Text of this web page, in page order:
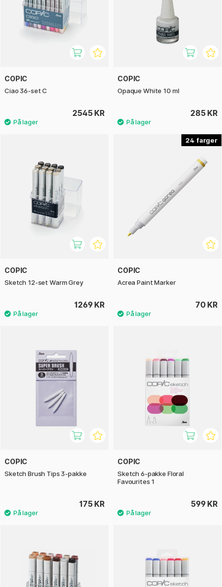
COPIC
Ciao 36-set C
2545 KR
COPIC
Opaque White 10 ml
285 KR
COPIC
Sketch 12-set Warm Grey
1269 KR
24
COPIC
Acrea Paint Marker
70 KR
COPIC
Sketch Brush Tips 3-pakke
175 KR
COPIC
Sketch 6-pakke Floral
Favourites 1
599 KR